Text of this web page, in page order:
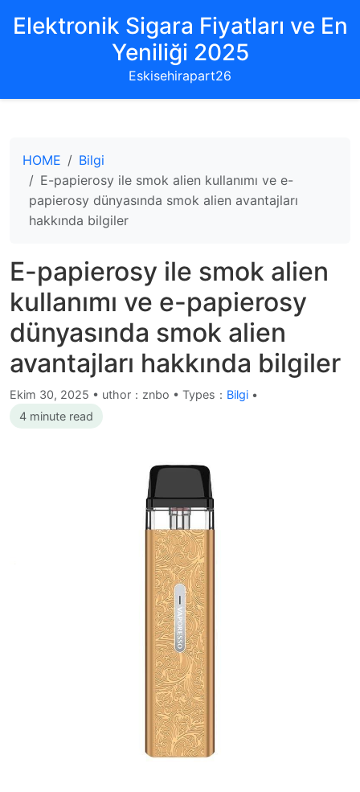
Elektronik Sigara Fiyatları ve En
Yeniliği 2025
Eskisehirapart26
HOME
Bilgi
E-papierosy ile smok alien kullanımı ve e-
papierosy dünyasında smok alien avantajları
hakkında bilgiler
E-papierosy ile smok alien
kullanımı ve e-papierosy
dünyasında smok alien
avantajları hakkında bilgiler
Ekim 30, 2025 • uthor：znbo • Types： Bilgi •
4 minute read